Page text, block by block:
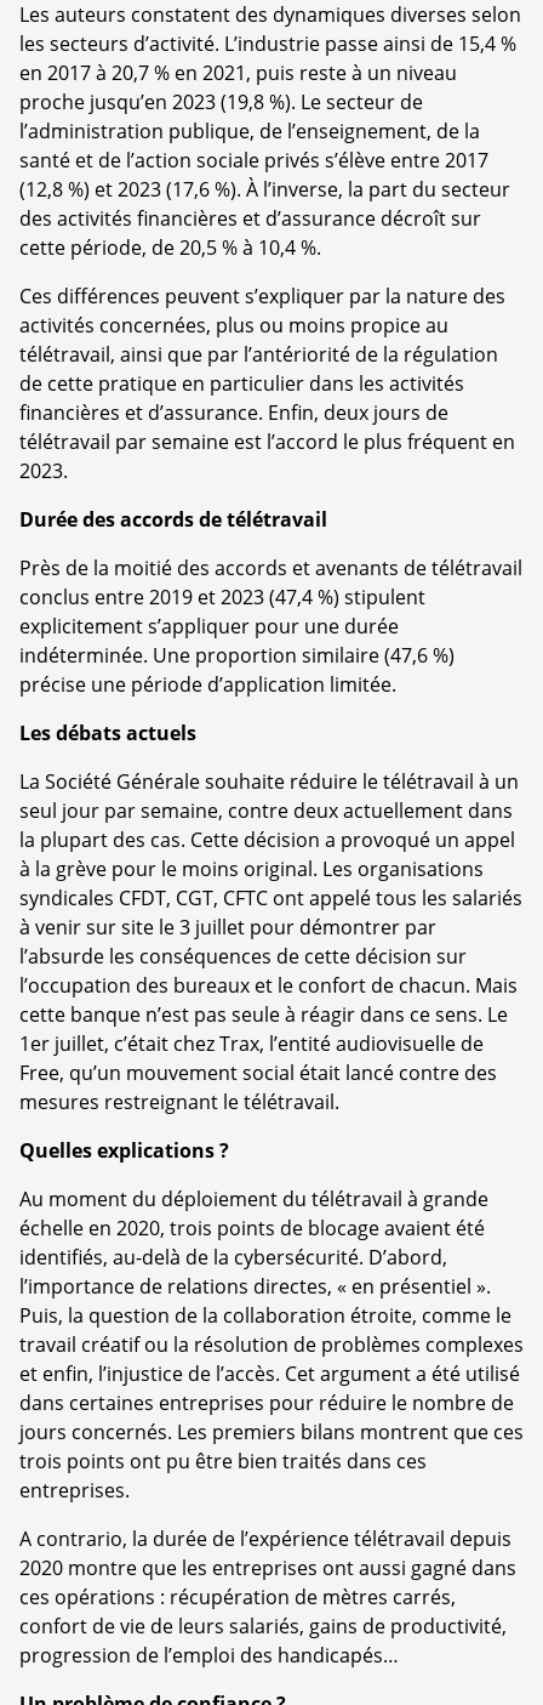
Les auteurs constatent des dynamiques diverses selon
les secteurs d’activité. L’industrie passe ainsi de 15,4 %
en 2017 à 20,7 % en 2021, puis reste à un niveau
proche jusqu’en 2023 (19,8 %). Le secteur de
l’administration publique, de l’enseignement, de la
santé et de l’action sociale privés s’élève entre 2017
(12,8 %) et 2023 (17,6 %). À l’inverse, la part du secteur
des activités financières et d’assurance décroît sur
cette période, de 20,5 % à 10,4 %.
Ces différences peuvent s’expliquer par la nature des
activités concernées, plus ou moins propice au
télétravail, ainsi que par l’antériorité de la régulation
de cette pratique en particulier dans les activités
financières et d’assurance. Enfin, deux jours de
télétravail par semaine est l’accord le plus fréquent en
2023.
Durée des accords de télétravail
Près de la moitié des accords et avenants de télétravail
conclus entre 2019 et 2023 (47,4 %) stipulent
explicitement s’appliquer pour une durée
indéterminée. Une proportion similaire (47,6 %)
précise une période d’application limitée.
Les débats actuels
La Société Générale souhaite réduire le télétravail à un
seul jour par semaine, contre deux actuellement dans
la plupart des cas. Cette décision a provoqué un appel
à la grève pour le moins original. Les organisations
syndicales CFDT, CGT, CFTC ont appelé tous les salariés
à venir sur site le 3 juillet pour démontrer par
l’absurde les conséquences de cette décision sur
l’occupation des bureaux et le confort de chacun. Mais
cette banque n’est pas seule à réagir dans ce sens. Le
1er juillet, c’était chez Trax, l’entité audiovisuelle de
Free, qu’un mouvement social était lancé contre des
mesures restreignant le télétravail.
Quelles explications ?
Au moment du déploiement du télétravail à grande
échelle en 2020, trois points de blocage avaient été
identifiés, au-delà de la cybersécurité. D’abord,
l’importance de relations directes, « en présentiel ».
Puis, la question de la collaboration étroite, comme le
travail créatif ou la résolution de problèmes complexes
et enfin, l’injustice de l’accès. Cet argument a été utilisé
dans certaines entreprises pour réduire le nombre de
jours concernés. Les premiers bilans montrent que ces
trois points ont pu être bien traités dans ces
entreprises.
A contrario, la durée de l’expérience télétravail depuis
2020 montre que les entreprises ont aussi gagné dans
ces opérations : récupération de mètres carrés,
confort de vie de leurs salariés, gains de productivité,
progression de l’emploi des handicapés…